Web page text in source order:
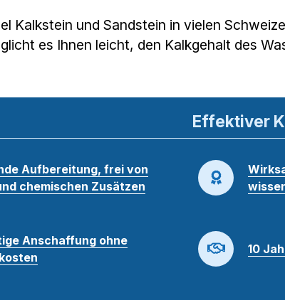
Kalkstein und Sandstein in vielen
es Ihnen leicht, den Kalkgehalt des
Effektiver
Aufbereitung, frei von
chemischen Zusätzen
Anschaffung ohne
10